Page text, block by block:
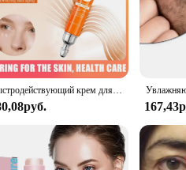
Быстродействующий крем для глаз против морщин, укрепляющий крем для глаз, удаление мешков под глазами, против отечности, темных кругов, уход за глазами, выцветание, тонкие линии, осветляющий гель для глаз